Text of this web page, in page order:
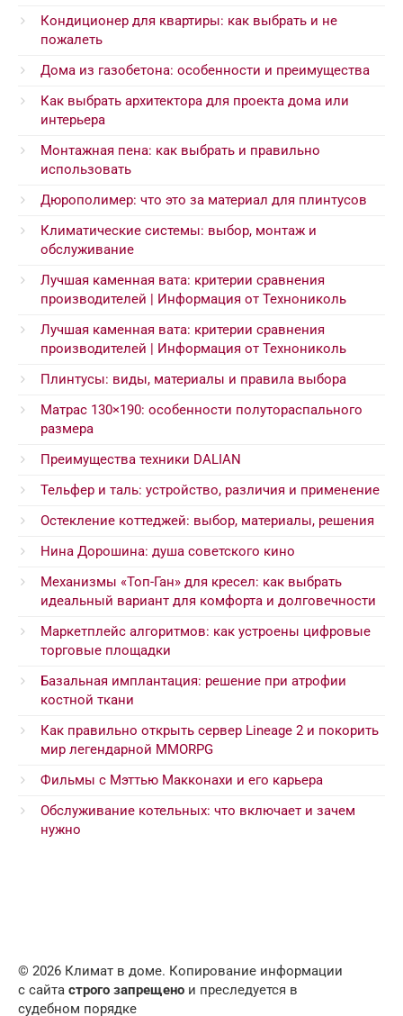
Кондиционер для квартиры: как выбрать и не
пожалеть
Дома из газобетона: особенности и преимущества
Как выбрать архитектора для проекта дома или
интерьера
Монтажная пена: как выбрать и правильно
использовать
Дюрополимер: что это за материал для плинтусов
Климатические системы: выбор, монтаж и
обслуживание
Лучшая каменная вата: критерии сравнения
производителей | Информация от Технониколь
Лучшая каменная вата: критерии сравнения
производителей | Информация от Технониколь
Плинтусы: виды, материалы и правила выбора
Матрас 130×190: особенности полутораспального
размера
Преимущества техники DALIAN
Тельфер и таль: устройство, различия и применение
Остекление коттеджей: выбор, материалы, решения
Нина Дорошина: душа советского кино
Механизмы «Топ-Ган» для кресел: как выбрать
идеальный вариант для комфорта и долговечности
Маркетплейс алгоритмов: как устроены цифровые
торговые площадки
Базальная имплантация: решение при атрофии
костной ткани
Как правильно открыть сервер Lineage 2 и покорить
мир легендарной MMORPG
Фильмы с Мэттью Макконахи и его карьера
Обслуживание котельных: что включает и зачем
нужно
© 2026 Климат в доме. Копирование информации
с сайта строго запрещено и преследуется в
судебном порядке